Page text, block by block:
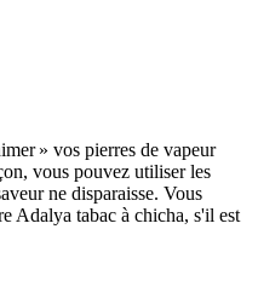
» vos pierres de vapeur
vous pouvez utiliser les
ne disparaisse. Vous
Adalya tabac à chicha, s'il est